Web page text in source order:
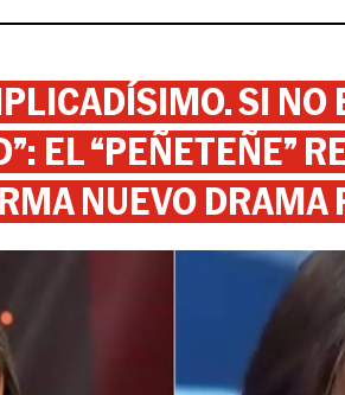
SI NO
EL “PEÑETEÑE”
NUEVO DRAMA